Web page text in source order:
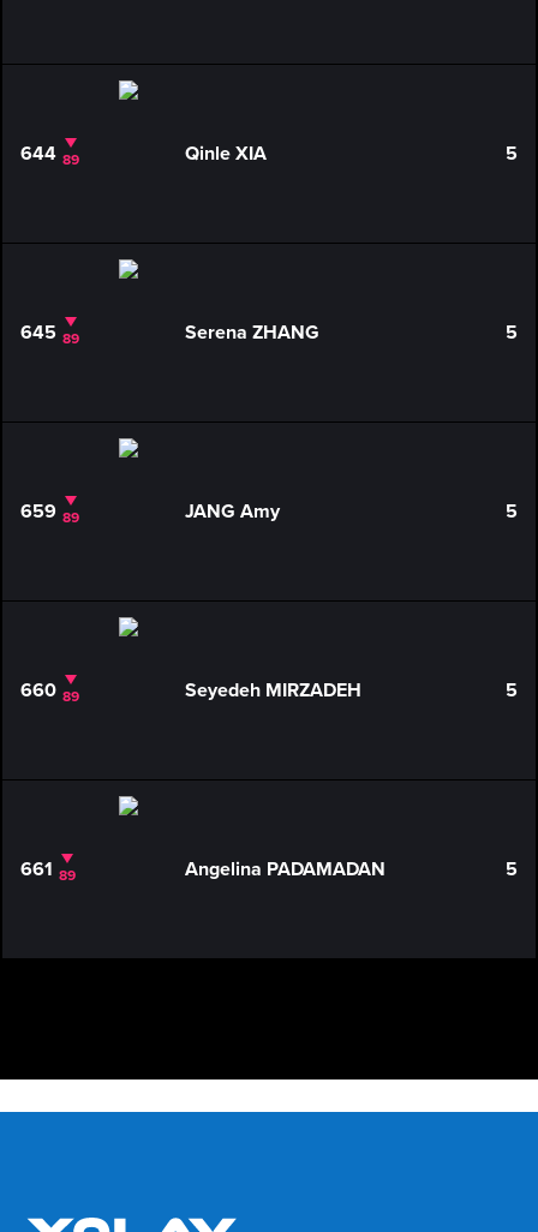
644 89 Qinle XIA 5
645 89 Serena ZHANG 5
659 89 JANG Amy 5
660 89 Seyedeh MIRZADEH 5
661 89 Angelina PADAMADAN 5